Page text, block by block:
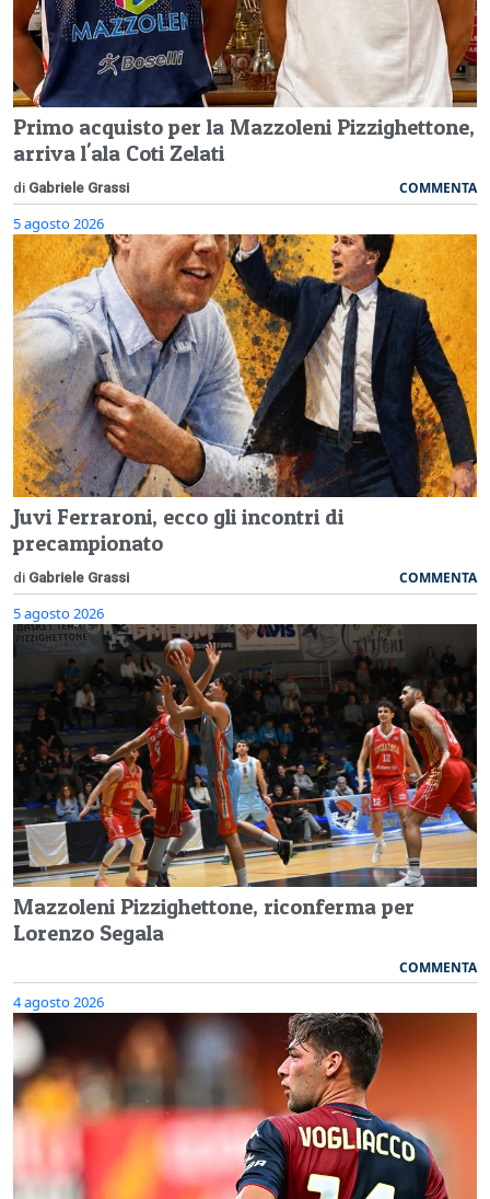
Primo acquisto per la Mazzoleni Pizzighettone,
arriva l'ala Coti Zelati
di Gabriele Grassi COMMENTA
5 agosto 2026
Juvi Ferraroni, ecco gli incontri di
precampionato
di Gabriele Grassi COMMENTA
5 agosto 2026
Mazzoleni Pizzighettone, riconferma per
Lorenzo Segala
COMMENTA
4 agosto 2026